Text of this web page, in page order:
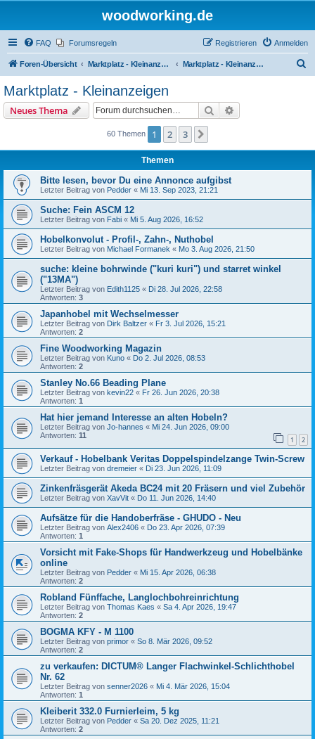
woodworking.de
FAQ Forumsregeln Anmelden
Registrieren
Foren-Übersicht Marktplatz - Kleinanzeigen auf Woodworking.de Marktplatz - Kleinanzeigen
Marktplatz - Kleinanzeigen
Neues Thema Suche
60 Themen 1 2 3
Themen
Bitte lesen, bevor Du eine Annonce aufgibst
Letzter Beitrag von Pedder « Mi 13. Sep 2023, 21:21
Suche: Fein ASCM 12
Letzter Beitrag von Fabi « Mi 5. Aug 2026, 16:52
Hobelkonvolut - Profil-, Zahn-, Nuthobel
Letzter Beitrag von Michael Formanek « Mo 3. Aug 2026, 21:50
suche: kleine bohrwinde ("kuri kuri") und starret winkel
("13MA")
Letzter Beitrag von Edith1125 « Di 28. Jul 2026, 22:58
Antworten: 3
Japanhobel mit Wechselmesser
Letzter Beitrag von Dirk Baltzer « Fr 3. Jul 2026, 15:21
Antworten: 2
Fine Woodworking Magazin
Letzter Beitrag von Kuno « Do 2. Jul 2026, 08:53
Antworten: 2
Stanley No.66 Beading Plane
Letzter Beitrag von kevin22 « Fr 26. Jun 2026, 20:38
Antworten: 1
Hat hier jemand Interesse an alten Hobeln?
Letzter Beitrag von Jo-hannes « Mi 24. Jun 2026, 09:00
Antworten: 11 1 2
Verkauf - Hobelbank Veritas Doppelspindelzange Twin-Screw
Letzter Beitrag von dremeier « Di 23. Jun 2026, 11:09
Zinkenfräsgerät Akeda BC24 mit 20 Fräsern und viel Zubehör
Letzter Beitrag von XavVit « Do 11. Jun 2026, 14:40
Aufsätze für die Handoberfräse - GHUDO - Neu
Letzter Beitrag von Alex2406 « Do 23. Apr 2026, 07:39
Antworten: 1
Vorsicht mit Fake-Shops für Handwerkzeug und Hobelbänke
online
Letzter Beitrag von Pedder « Mi 15. Apr 2026, 06:38
Antworten: 2
Robland Fünffache, Langlochbohreinrichtung
Letzter Beitrag von Thomas Kaes « Sa 4. Apr 2026, 19:47
Antworten: 2
BOGMA KFY - M 1100
Letzter Beitrag von primor « So 8. Mär 2026, 09:52
Antworten: 2
zu verkaufen: DICTUM® Langer Flachwinkel-Schlichthobel
Nr. 62
Letzter Beitrag von senner2026 « Mi 4. Mär 2026, 15:04
Antworten: 1
Kleiberit 332.0 Furnierleim, 5 kg
Letzter Beitrag von Pedder « Sa 20. Dez 2025, 11:21
Antworten: 2